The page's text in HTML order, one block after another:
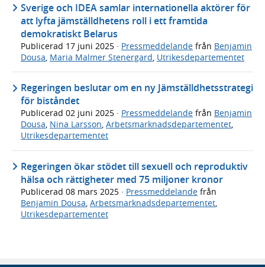
Sverige och IDEA samlar internationella aktörer för
att lyfta jämställdhetens roll i ett framtida
demokratiskt Belarus
Publicerad 17 juni 2025 · Pressmeddelande från Benjamin
Dousa, Maria Malmer Stenergard, Utrikesdepartementet
Regeringen beslutar om en ny Jämställdhetsstrategi
för biståndet
Publicerad 02 juni 2025 · Pressmeddelande från Benjamin
Dousa, Nina Larsson, Arbetsmarknadsdepartementet,
Utrikesdepartementet
Regeringen ökar stödet till sexuell och reproduktiv
hälsa och rättigheter med 75 miljoner kronor
Publicerad 08 mars 2025 · Pressmeddelande från
Benjamin Dousa, Arbetsmarknadsdepartementet,
Utrikesdepartementet